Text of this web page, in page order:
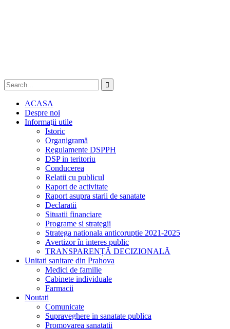
ACASA
Despre noi
Informaţii utile
Istoric
Organigramă
Regulamente DSPPH
DSP in teritoriu
Conducerea
Relatii cu publicul
Raport de activitate
Raport asupra starii de sanatate
Declaratii
Situatii financiare
Programe si strategii
Stratega nationala anticoruptie 2021-2025
Avertizor în interes public
TRANSPARENȚĂ DECIZIONALĂ
Unitati sanitare din Prahova
Medici de familie
Cabinete individuale
Farmacii
Noutati
Comunicate
Supraveghere in sanatate publica
Promovarea sanatatii